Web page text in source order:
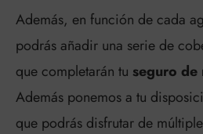
Además, en función de cada
podrás añadir una serie de
que completarán tu seguro de
Además ponemos a tu
que podrás disfrutar de